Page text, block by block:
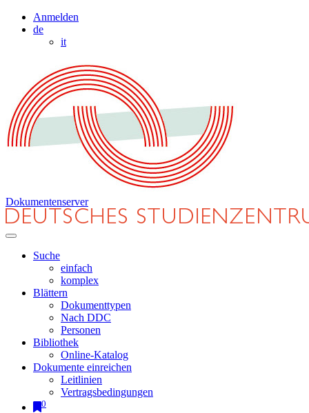
Anmelden
de
it
Dokumentenserver
Suche
einfach
komplex
Blättern
Dokumenttypen
Nach DDC
Personen
Bibliothek
Online-Katalog
Dokumente einreichen
Leitlinien
Vertragsbedingungen
0